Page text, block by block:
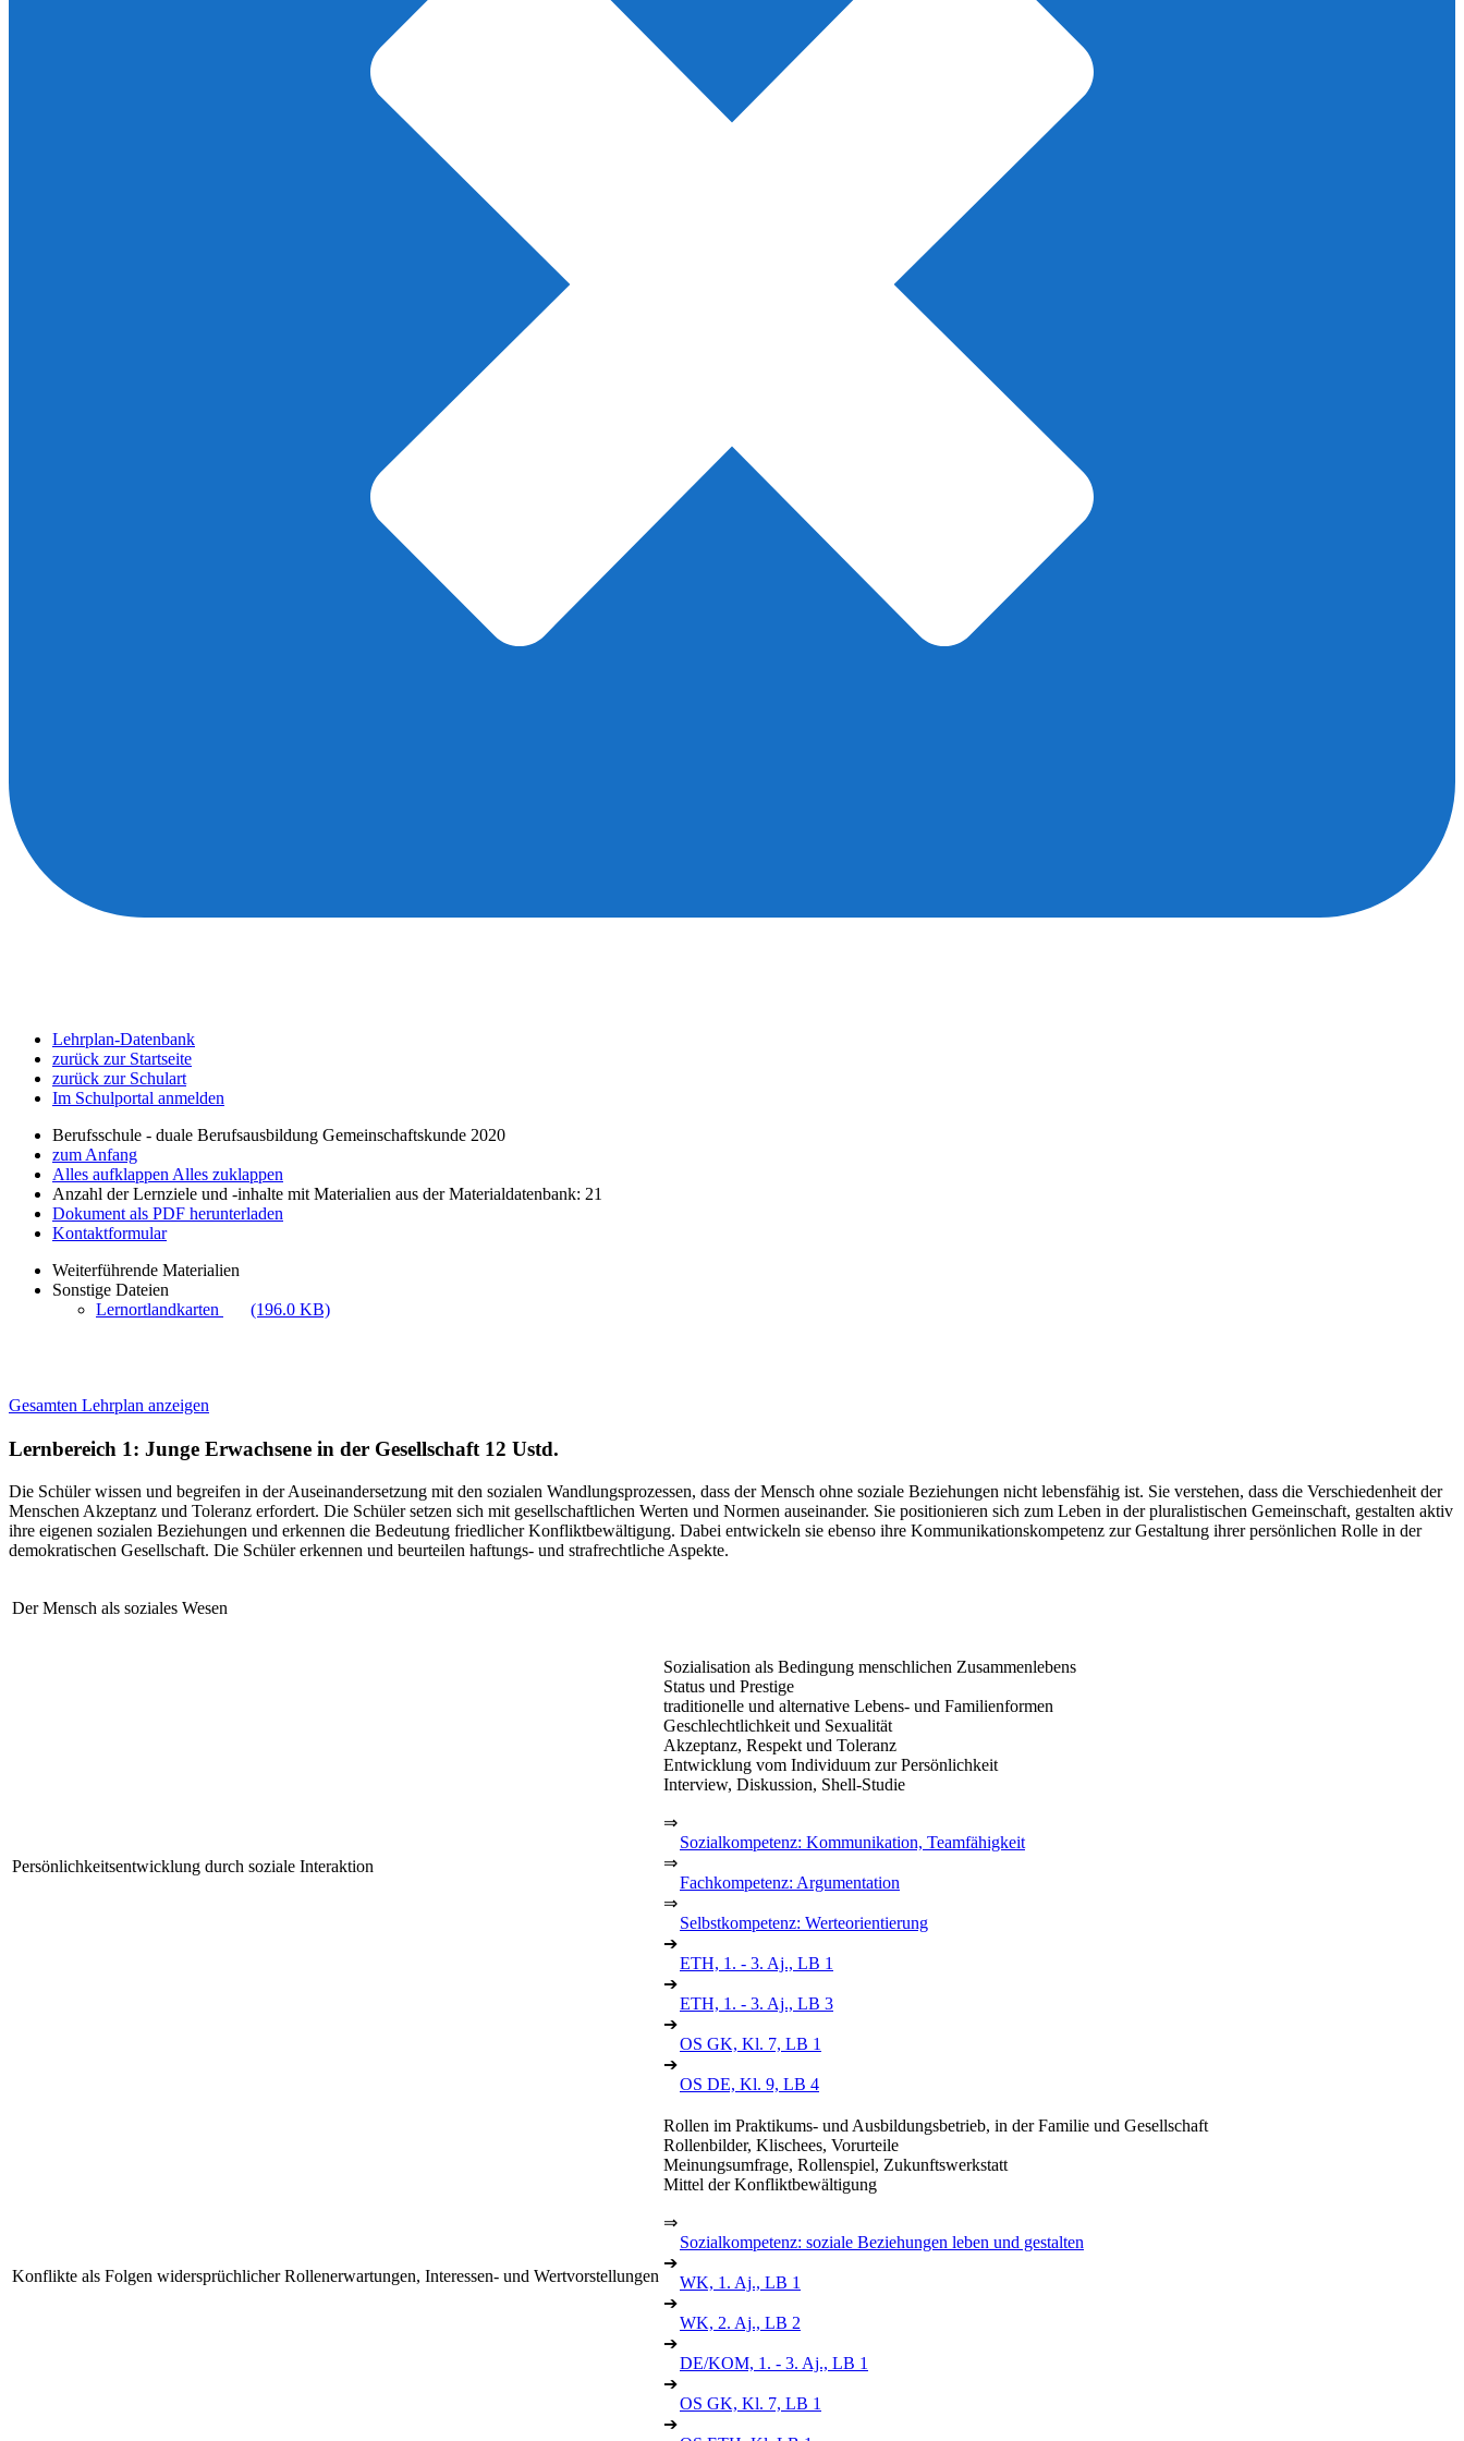
Lehrplan-Datenbank
zurück zur Startseite
zurück zur Schulart
Im Schulportal anmelden
Berufsschule - duale Berufsausbildung Gemeinschaftskunde 2020
zum Anfang
Alles aufklappen Alles zuklappen
Anzahl der Lernziele und -inhalte mit Materialien aus der Materialdatenbank: 21
Dokument als PDF herunterladen
Kontaktformular
Weiterführende Materialien
Sonstige Dateien
Lernortlandkarten
(196.0 KB)
Gesamten Lehrplan anzeigen
Lernbereich 1: Junge Erwachsene in der Gesellschaft 12 Ustd.
Die Schüler wissen und begreifen in der Auseinandersetzung mit den sozialen Wandlungsprozessen, dass der Mensch ohne soziale Beziehungen nicht lebensfähig ist. Sie verstehen, dass die Verschiedenheit der
Menschen Akzeptanz und Toleranz erfordert. Die Schüler setzen sich mit gesellschaftlichen Werten und Normen auseinander. Sie positionieren sich zum Leben in der pluralistischen Gemeinschaft, gestalten aktiv
ihre eigenen sozialen Beziehungen und erkennen die Bedeutung friedlicher Konfliktbewältigung. Dabei entwickeln sie ebenso ihre Kommunikationskompetenz zur Gestaltung ihrer persönlichen Rolle in der
demokratischen Gesellschaft. Die Schüler erkennen und beurteilen haftungs- und strafrechtliche Aspekte.
Der Mensch als soziales Wesen
Persönlichkeitsentwicklung durch soziale Interaktion
Sozialisation als Bedingung menschlichen Zusammenlebens
Status und Prestige
traditionelle und alternative Lebens- und Familienformen
Geschlechtlichkeit und Sexualität
Akzeptanz, Respekt und Toleranz
Entwicklung vom Individuum zur Persönlichkeit
Interview, Diskussion, Shell-Studie
⇒
Sozialkompetenz: Kommunikation, Teamfähigkeit
⇒
Fachkompetenz: Argumentation
⇒
Selbstkompetenz: Werteorientierung
➔
ETH, 1. - 3. Aj., LB 1
➔
ETH, 1. - 3. Aj., LB 3
➔
OS GK, Kl. 7, LB 1
➔
OS DE, Kl. 9, LB 4
Konflikte als Folgen widersprüchlicher Rollenerwartungen, Interessen- und Wertvorstellungen
Rollen im Praktikums- und Ausbildungsbetrieb, in der Familie und Gesellschaft
Rollenbilder, Klischees, Vorurteile
Meinungsumfrage, Rollenspiel, Zukunftswerkstatt
Mittel der Konfliktbewältigung
⇒
Sozialkompetenz: soziale Beziehungen leben und gestalten
➔
WK, 1. Aj., LB 1
➔
WK, 2. Aj., LB 2
➔
DE/KOM, 1. - 3. Aj., LB 1
➔
OS GK, Kl. 7, LB 1
➔